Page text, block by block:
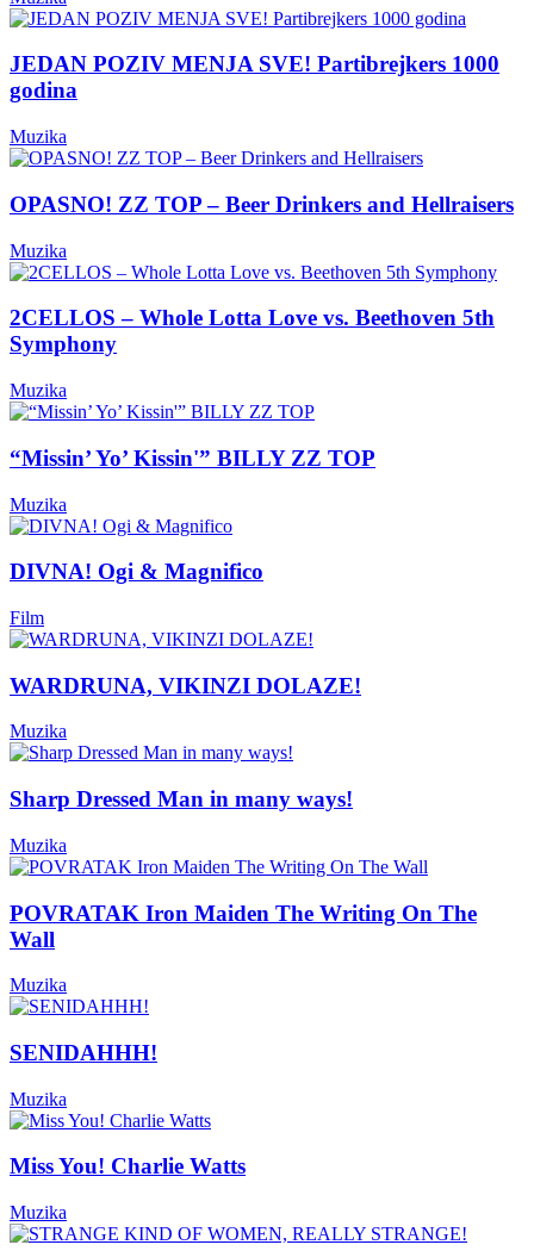
JEDAN POZIV MENJA SVE! Partibrejkers 1000
godina
Muzika
OPASNO! ZZ TOP – Beer Drinkers and Hellraisers
Muzika
2CELLOS – Whole Lotta Love vs. Beethoven 5th
Symphony
Muzika
“Missin’ Yo’ Kissin'” BILLY ZZ TOP
Muzika
DIVNA! Ogi & Magnifico
Film
WARDRUNA, VIKINZI DOLAZE!
Muzika
Sharp Dressed Man in many ways!
Muzika
POVRATAK Iron Maiden The Writing On The
Wall
Muzika
SENIDAHHH!
Muzika
Miss You! Charlie Watts
Muzika